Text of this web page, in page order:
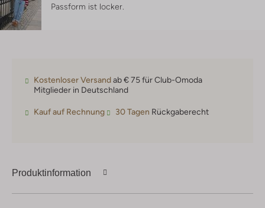
Passform ist locker
Kostenloser Versandab € 75 für Club-Omoda
Mitglieder in Deutschland
Kauf auf Rechnung 30 Tagen Rückgaberecht
Produktinformation